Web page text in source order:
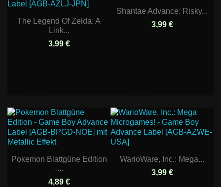
The Legend Of Zelda: A
Link...
3,99 €
Shantae Advance: Risky...
3,99 €
Pokemon Blattgüne Edition
-...
4,89 €
WarioWare, Inc.: Mega...
3,99 €